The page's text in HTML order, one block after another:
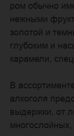
ром обычно
нежными
золотой и
глубоким и
карамели,
В
алкоголя
выдержки, от